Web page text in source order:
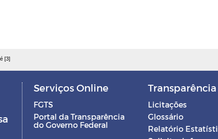
[3]
Serviços Online
FGTS
Portal da Transparência
do Governo Federal
Transparência
Licitações
Glossário
Relatório